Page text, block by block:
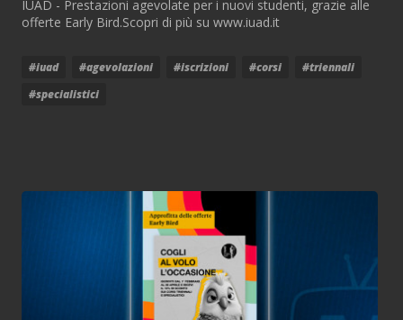
IUAD - Prestazioni agevolate per i nuovi studenti, grazie alle
offerte Early Bird.Scopri di più su www.iuad.it
#iuad #agevolazioni #iscrizioni #corsi
#triennali
#specialistici